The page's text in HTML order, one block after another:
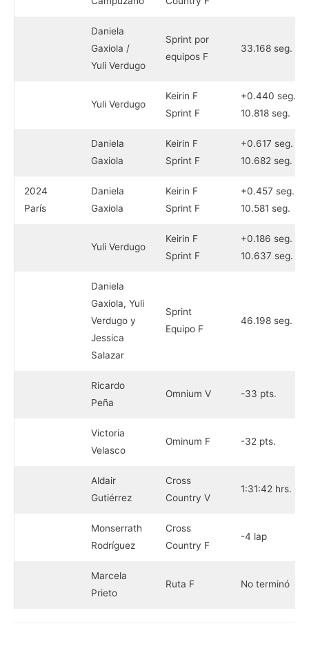
Daniela
Gaxiola /
Yuli Verdugo
Sprint por
equipos F
33.168 seg.
Yuli Verdugo
Keirin F
Sprint F
+0.440 seg.
10.818 seg.
Daniela
Gaxiola
Keirin F
Sprint F
+0.617 seg.
10.682 seg.
2024
París
Daniela
Gaxiola
Keirin F
Sprint F
+0.457 seg.
10.581 seg.
Yuli Verdugo
Keirin F
Sprint F
+0.186 seg.
10.637 seg.
Daniela
Gaxiola, Yuli
Verdugo y
Jessica
Salazar
Sprint
Equipo F
46.198 seg.
Ricardo
Peña
Omnium V -33 pts.
Victoria
Velasco
Ominum F -32 pts.
Aldair
Gutiérrez
Cross
Country V
1:31:42 hrs.
Monserrath
Rodríguez
Cross
Country F
-4 lap
Marcela
Prieto
Ruta F No terminó